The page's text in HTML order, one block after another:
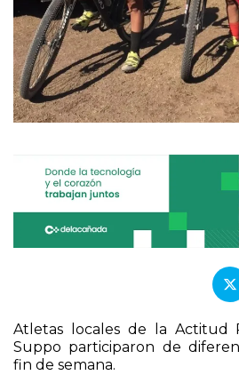
Atletas locales de la Actitud
Suppo participaron de
fin de semana.